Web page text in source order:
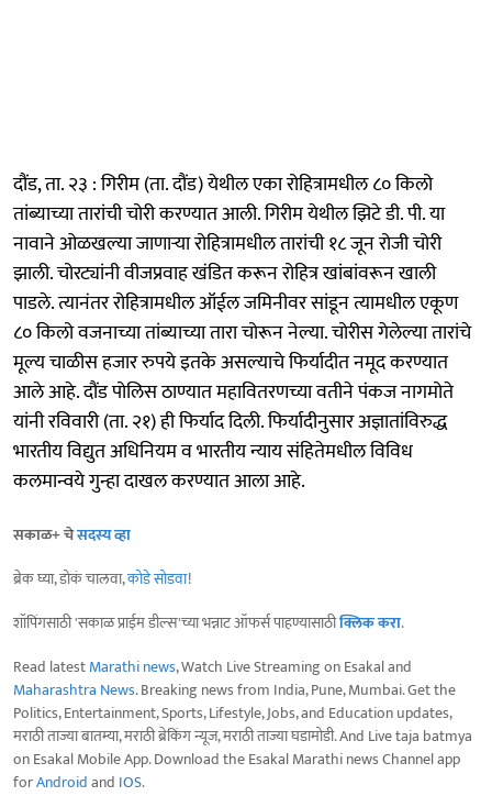
दौंड, ता. २३ : गिरीम (ता. दौंड) येथील एका रोहित्रामधील ८० किलो
तांब्याच्या तारांची चोरी करण्यात आली. गिरीम येथील झिटे डी. पी. या
नावाने ओळखल्या जाणाऱ्या रोहित्रामधील तारांची १८ जून रोजी चोरी
झाली. चोरट्यांनी वीजप्रवाह खंडित करून रोहित्र खांबांवरून खाली
पाडले. त्यानंतर रोहित्रामधील ऑईल जमिनीवर सांडून त्यामधील एकूण
८० किलो वजनाच्या तांब्याच्या तारा चोरून नेल्या. चोरीस गेलेल्या तारांचे
मूल्य चाळीस हजार रुपये इतके असल्याचे फिर्यादीत नमूद करण्यात
आले आहे. दौंड पोलिस ठाण्यात महावितरणच्या वतीने पंकज नागमोते
यांनी रविवारी (ता. २१) ही फिर्याद दिली. फिर्यादीनुसार अज्ञातांविरुद्ध
भारतीय विद्युत अधिनियम व भारतीय न्याय संहितेमधील विविध
कलमान्वये गुन्हा दाखल करण्यात आला आहे.
सकाळ+ चेसदस्य व्हा
ब्रेक घ्या, डोकं चालवा,कोडे सोडवा!
शॉपिंगसाठी 'सकाळ प्राईम डील्स'च्या भन्नाट ऑफर्स पाहण्यासाठीक्लिक करा.
Read latestMarathi news, Watch Live Streaming on Esakal and
Maharashtra News. Breaking news from India, Pune, Mumbai. Get the
Politics, Entertainment, Sports, Lifestyle, Jobs, and Education updates,
मराठी ताज्या बातम्या, मराठी ब्रेकिंग न्यूज, मराठी ताज्या घडामोडी. And Live taja batmya
on Esakal Mobile App. Download the Esakal Marathi news Channel app
forAndroidand IOS.